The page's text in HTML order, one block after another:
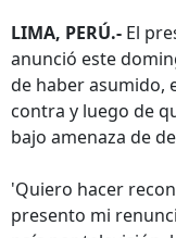
LIMA, PERÚ.- El
anunció este
de haber asumido,
contra y luego de
bajo amenaza de
'Quiero hacer
presento mi